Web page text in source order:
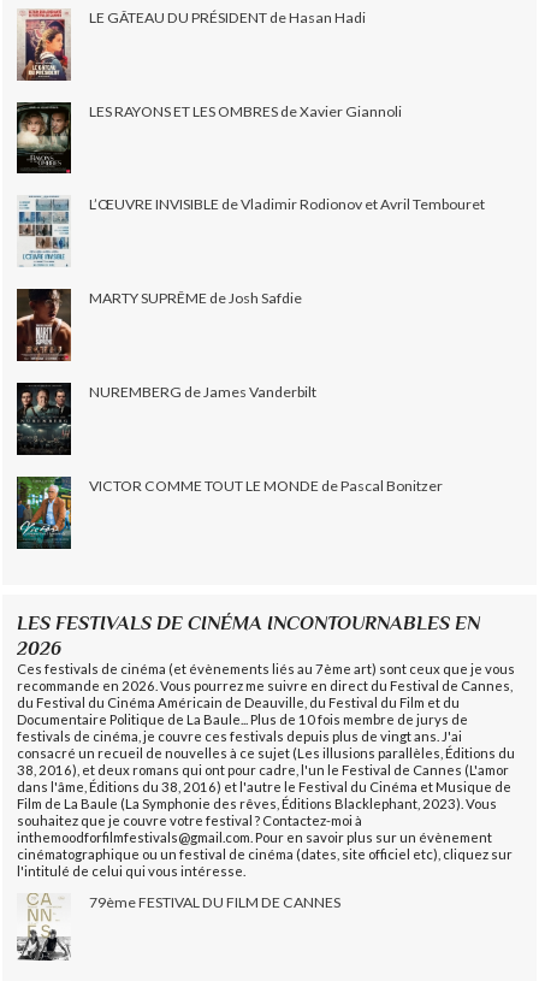
LE GÂTEAU DU PRÉSIDENT de Hasan Hadi
LES RAYONS ET LES OMBRES de Xavier Giannoli
L’ŒUVRE INVISIBLE de Vladimir Rodionov et Avril Tembouret
MARTY SUPRÊME de Josh Safdie
NUREMBERG de James Vanderbilt
VICTOR COMME TOUT LE MONDE de Pascal Bonitzer
LES FESTIVALS DE CINÉMA INCONTOURNABLES EN
2026
Ces festivals de cinéma (et évènements liés au 7ème art) sont ceux que je vous
recommande en 2026. Vous pourrez me suivre en direct du Festival de Cannes,
du Festival du Cinéma Américain de Deauville, du Festival du Film et du
Documentaire Politique de La Baule... Plus de 10 fois membre de jurys de
festivals de cinéma, je couvre ces festivals depuis plus de vingt ans. J'ai
consacré un recueil de nouvelles à ce sujet (Les illusions parallèles, Éditions du
38, 2016), et deux romans qui ont pour cadre, l'un le Festival de Cannes (L'amor
dans l'âme, Éditions du 38, 2016) et l'autre le Festival du Cinéma et Musique de
Film de La Baule (La Symphonie des rêves, Éditions Blacklephant, 2023). Vous
souhaitez que je couvre votre festival ? Contactez-moi à
inthemoodforfilmfestivals@gmail.com. Pour en savoir plus sur un évènement
cinématographique ou un festival de cinéma (dates, site officiel etc), cliquez sur
l'intitulé de celui qui vous intéresse.
79ème FESTIVAL DU FILM DE CANNES